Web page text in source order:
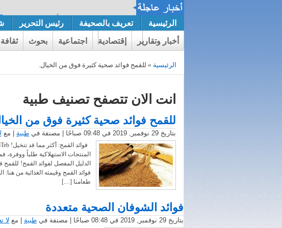
اجازة رسالة الماجستير الطالبة الأستاذة
النفسي.
الرئيسية تعريف بالصحيفة رئيس التحرير
إتصل بنا
contact أخبار وتقارير إقتصادية اجتماعية بحوث
الرئيسية » للقمح فوائد صحية كثيرة فوق من الخيال.
انت الان تتصفح تصنيف طبية
للقمح فوائد صحية كثيرة فوق من
بتاريخ 29 نوفمبر, 2019 في 09:48 صباحًا | مصنفة في طبية | مع
المنتجات الاستهلاكية طلباً ووفرة،
الدليل المفصل لفوائد القمح!
فوائد القمح وقيمته الغذائية من
طعامنا […]
فوائد الشوفان الصحية متعددة
بتاريخ 29 نوفمبر, 2019 في 08:48 صباحًا | مصنفة في طبية | مع لا